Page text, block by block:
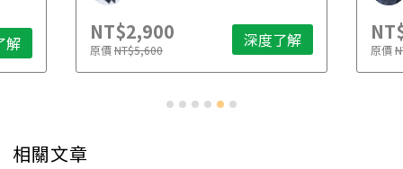
解 NT$2,900
原價NT$5,600 深度了解 原價
相關文章